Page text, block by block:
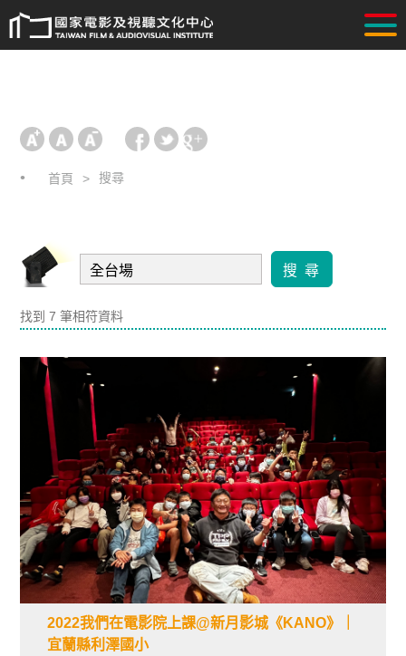
首頁 搜尋
搜 尋
找到 7 筆相符資料
2022我們在電影院上課@新月影城《KANO》｜
宜蘭縣利澤國小